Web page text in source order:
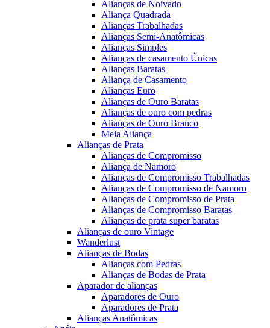
Alianças de Noivado
Aliança Quadrada
Alianças Trabalhadas
Alianças Semi-Anatômicas
Alianças Simples
Alianças de casamento Únicas
Alianças Baratas
Aliança de Casamento
Alianças Euro
Alianças de Ouro Baratas
Alianças de ouro com pedras
Alianças de Ouro Branco
Meia Aliança
Alianças de Prata
Alianças de Compromisso
Aliança de Namoro
Alianças de Compromisso Trabalhadas
Alianças de Compromisso de Namoro
Alianças de Compromisso de Prata
Alianças de Compromisso Baratas
Alianças de prata super baratas
Alianças de ouro Vintage
Wanderlust
Alianças de Bodas
Alianças com Pedras
Alianças de Bodas de Prata
Aparador de alianças
Aparadores de Ouro
Aparadores de Prata
Alianças Anatômicas